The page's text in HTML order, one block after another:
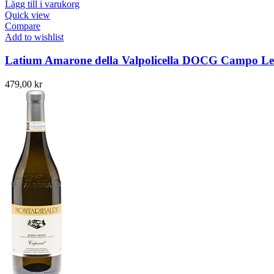
Lägg till i varukorg
Quick view
Compare
Add to wishlist
Latium Amarone della Valpolicella DOCG Campo
479,00 kr